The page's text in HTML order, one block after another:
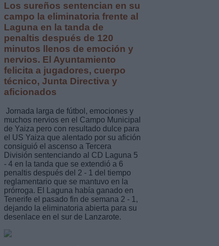
Los sureños sentencian en su
campo la eliminatoria frente al
Laguna en la tanda de
penaltis después de 120
minutos llenos de emoción y
nervios. El Ayuntamiento
felicita a jugadores, cuerpo
técnico, Junta Directiva y
aficionados
Jornada larga de fútbol, emociones y
muchos nervios en el Campo Municipal
de Yaiza pero con resultado dulce para
el US Yaiza que alentado por su afición
consiguió el ascenso a Tercera
División sentenciando al CD Laguna 5
- 4 en la tanda que se extendió a 6
penaltis después del 2 - 1 del tiempo
reglamentario que se mantuvo en la
prórroga. El Laguna había ganado en
Tenerife el pasado fin de semana 2 - 1,
dejando la eliminatoria abierta para su
desenlace en el sur de Lanzarote.